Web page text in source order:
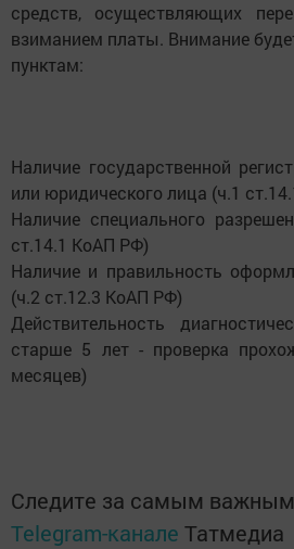
средств, осуществляющих
взиманием платы. Внимание
пунктам:
Наличие государственной
или юридического лица (ч.1
Наличие специального
ст.14.1 КоАП РФ)
Наличие и правильность
(ч.2 ст.12.3 КоАП РФ)
Действительность
старше 5 лет - проверка
месяцев)
Следите за самым
Telegram-канале Татмедиа